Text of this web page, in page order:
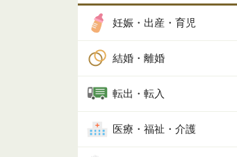
妊娠・出産・育児
結婚・離婚
転出・転入
医療・福祉・介護